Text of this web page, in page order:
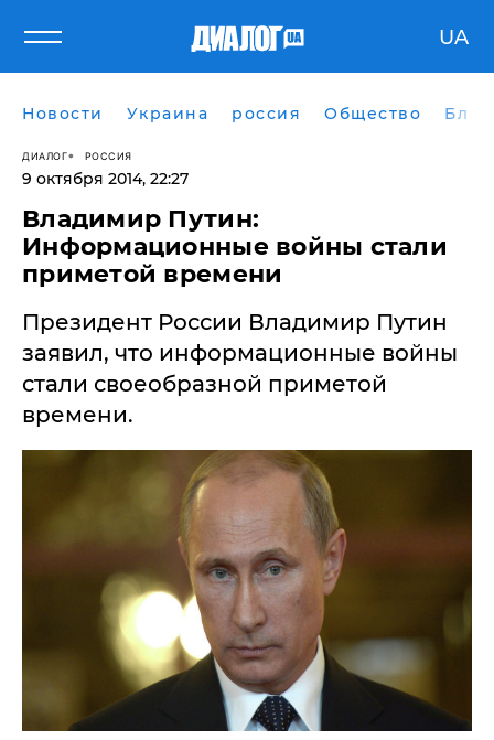
UA
Новости Украина россия Общество
ДИАЛОГ РОССИЯ
9 октября 2014, 22:27
Владимир Путин:
Информационные войны стали
приметой времени
Президент России Владимир Путин
заявил, что информационные войны
стали своеобразной приметой
времени.